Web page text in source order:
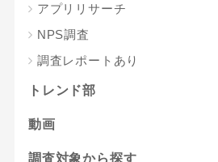
アプリリサーチ
NPS調査
調査レポートあり
トレンド部
動画
調査対象から探す